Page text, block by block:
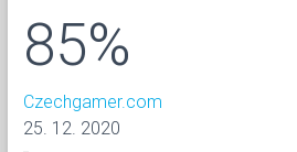
85%
Czechgamer.com
25. 12. 2020